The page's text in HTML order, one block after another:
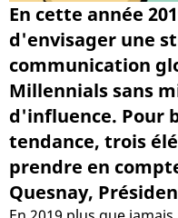
En cette année
d'envisager une
communication
Millennials sans
d'influence. Pour
tendance, trois
prendre en
Quesnay,